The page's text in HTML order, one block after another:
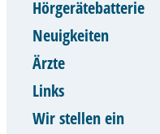
Hörgerätebatterie
Neuigkeiten
Ärzte
Links
Wir stellen ein